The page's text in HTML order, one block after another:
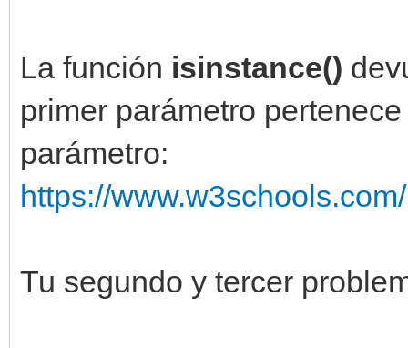
La función isinstance()
primer parámetro
parámetro:
https://
Tu segundo y tercer